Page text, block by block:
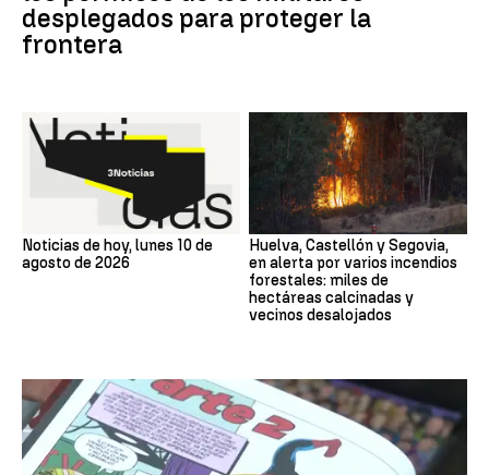
desplegados para proteger la
frontera
Noticias de hoy, lunes 10 de
agosto de 2026
Huelva, Castellón y Segovia,
en alerta por varios incendios
forestales: miles de
hectáreas calcinadas y
vecinos desalojados